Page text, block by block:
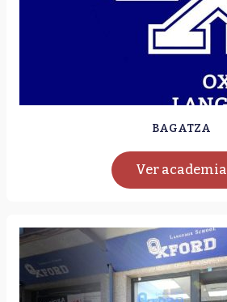
BAGATZA
Ver academia